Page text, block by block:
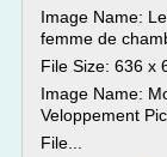
Image Name:
femme de
File Size: 636 x
Image Name:
Veloppement
File...